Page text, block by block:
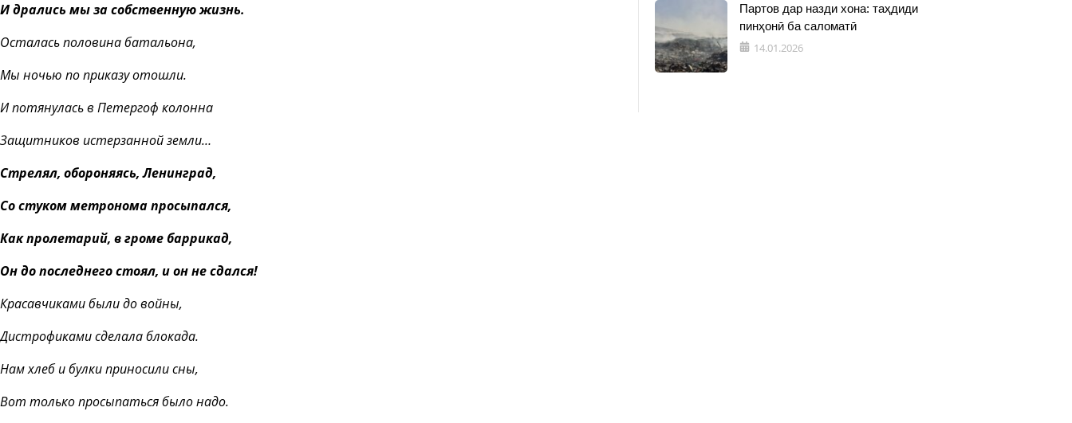
И дрались мы за собственную жизнь.
Осталась половина батальона,
Мы ночью по приказу отошли.
И потянулась в Петергоф колонна
Защитников истерзанной земли…
Стрелял, обороняясь, Ленинград,
Со стуком метронома просыпался,
Как пролетарий, в громе баррикад,
Он до последнего стоял, и он не сдался!
Красавчиками были до войны,
Дистрофиками сделала блокада.
Нам хлеб и булки приносили сны,
Вот только просыпаться было надо.
Партов дар назди хона: таҳдиди
пинҳонӣ ба саломатӣ
14.01.2026